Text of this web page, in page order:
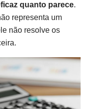
quanto parece.
representa um
não resolve os